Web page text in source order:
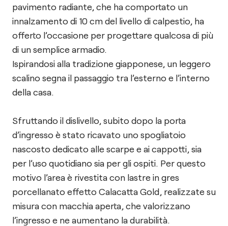
pavimento radiante, che ha comportato un
innalzamento di 10 cm del livello di calpestio, ha
offerto l’occasione per progettare qualcosa di più
di un semplice armadio.
Ispirandosi alla tradizione giapponese, un leggero
scalino segna il passaggio tra l’esterno e l’interno
della casa.
Sfruttando il dislivello, subito dopo la porta
d’ingresso è stato ricavato uno spogliatoio
nascosto dedicato alle scarpe e ai cappotti, sia
per l’uso quotidiano sia per gli ospiti. Per questo
motivo l’area è rivestita con lastre in gres
porcellanato effetto Calacatta Gold, realizzate su
misura con macchia aperta, che valorizzano
l’ingresso e ne aumentano la durabilità.